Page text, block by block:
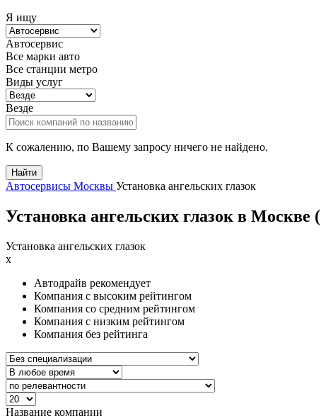
Я ищу
Автосервис
Все марки авто
Все станции метро
Виды услуг
Везде
К сожалению, по Вашему запросу ничего не найдено.
Найти
Автосервисы Москвы Установка ангельских глазок
Установка ангельских глазок в Москве (
Установка ангельских глазок
x
Автодрайв рекомендует
Компания с высоким рейтингом
Компания со средним рейтингом
Компания с низким рейтингом
Компания без рейтинга
Название компании